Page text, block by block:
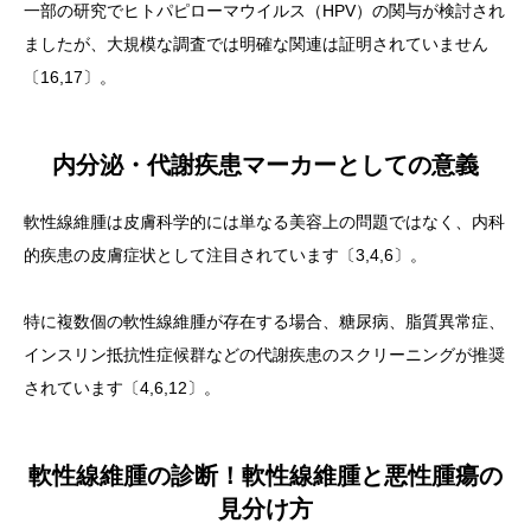
一部の研究でヒトパピローマウイルス（HPV）の関与が検討され
ましたが、大規模な調査では明確な関連は証明されていません
〔16,17〕。
内分泌・代謝疾患マーカーとしての意義
軟性線維腫は皮膚科学的には単なる美容上の問題ではなく、内科
的疾患の皮膚症状として注目されています〔3,4,6〕。
特に複数個の軟性線維腫が存在する場合、糖尿病、脂質異常症、
インスリン抵抗性症候群などの代謝疾患のスクリーニングが推奨
されています〔4,6,12〕。
軟性線維腫の診断！軟性線維腫と悪性腫瘍の
見分け方